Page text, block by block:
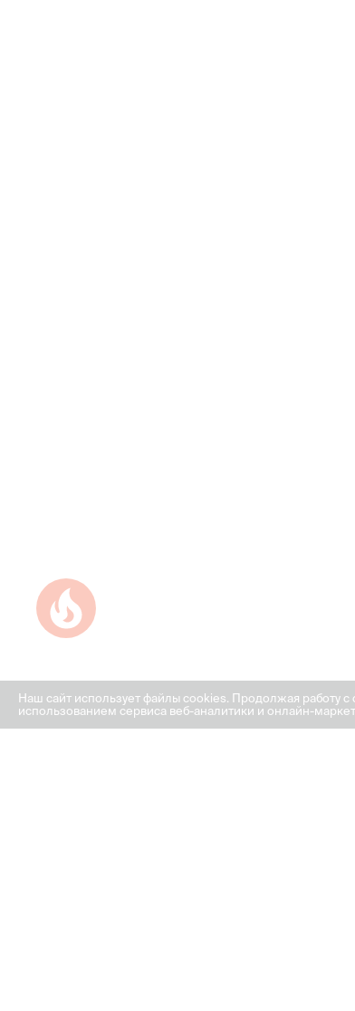
Успейте купить коммерческое
Наш сайт использует файлы cookies. Продолжая работу
использованием сервиса веб-аналитики и онлайн-